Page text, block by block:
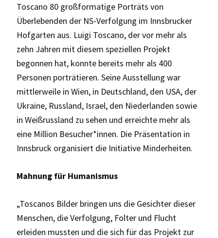
Toscano 80 großformatige Porträts von
Überlebenden der NS-Verfolgung im Innsbrucker
Hofgarten aus. Luigi Toscano, der vor mehr als
zehn Jahren mit diesem speziellen Projekt
begonnen hat, konnte bereits mehr als 400
Personen porträtieren. Seine Ausstellung war
mittlerweile in Wien, in Deutschland, den USA, der
Ukraine, Russland, Israel, den Niederlanden sowie
in Weißrussland zu sehen und erreichte mehr als
eine Million Besucher*innen. Die Präsentation in
Innsbruck organisiert die Initiative Minderheiten.
Mahnung für Humanismus
„Toscanos Bilder bringen uns die Gesichter dieser
Menschen, die Verfolgung, Folter und Flucht
erleiden mussten und die sich für das Projekt zur